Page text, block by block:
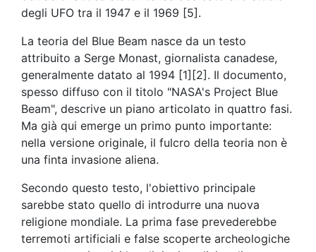
degli UFO tra il 1947 e il 1969 [5].
La teoria del Blue Beam nasce da un testo
attribuito a Serge Monast, giornalista canadese,
generalmente datato al 1994 [1][2]. Il documento,
spesso diffuso con il titolo "NASA's Project Blue
Beam", descrive un piano articolato in quattro fasi.
Ma già qui emerge un primo punto importante:
nella versione originale, il fulcro della teoria non è
una finta invasione aliena.
Secondo questo testo, l'obiettivo principale
sarebbe stato quello di introdurre una nuova
religione mondiale. La prima fase prevederebbe
terremoti artificiali e false scoperte archeologiche